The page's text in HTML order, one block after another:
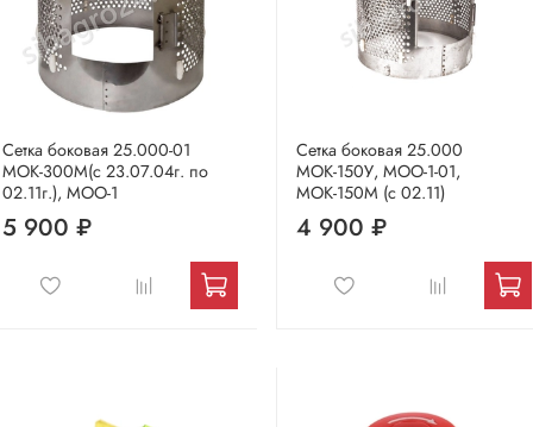
Сетка боковая 25.000-01
МОК-300М(с 23.07.04г. по
02.11г.), МОО-1
5 900 ₽
Сетка боковая 25.000
МОК-150У, МОО-1-01,
МОК-150М (с 02.11)
4 900 ₽